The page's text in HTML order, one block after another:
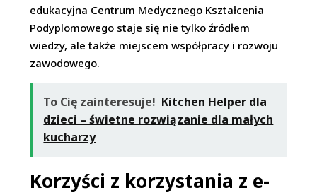
edukacyjna Centrum Medycznego Kształcenia
Podyplomowego staje się nie tylko źródłem
wiedzy, ale także miejscem współpracy i rozwoju
zawodowego.
To Cię zainteresuje! Kitchen Helper dla
dzieci – świetne rozwiązanie dla małych
kucharzy
Korzyści z korzystania z e-